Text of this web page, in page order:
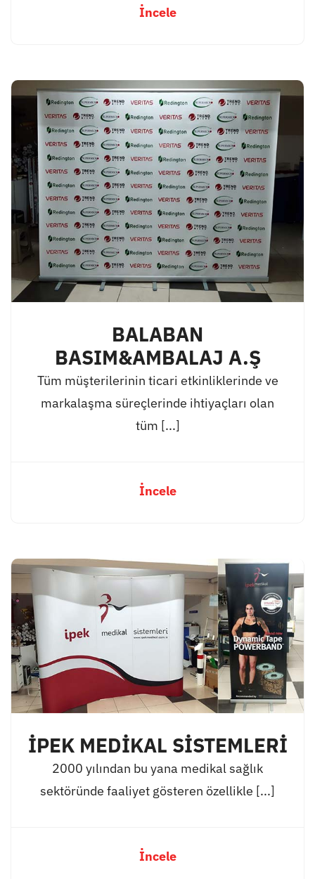
İncele
BALABAN
BASIM&AMBALAJ A.Ş
Tüm müşterilerinin ticari etkinliklerinde ve
markalaşma süreçlerinde ihtiyaçları olan
tüm [...]
İncele
İPEK MEDİKAL SİSTEMLERİ
2000 yılından bu yana medikal sağlık
sektöründe faaliyet gösteren özellikle [...]
İncele